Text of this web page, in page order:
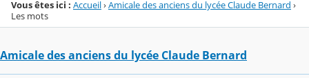
Vous êtes ici : Accueil›Amicale des anciens du lycée Claude Bernard ›
Les mots
Amicale des anciens du lycée Claude Bernard